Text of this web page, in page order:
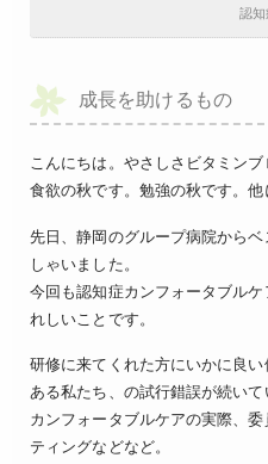
認知
成長を助けるもの
こんにちは。やさしさビタミンブ
食欲の秋です。勉強の秋です。他
先日、静岡のグループ病院から
しゃいました。
今回も認知症カンフォータブル
れしいことです。
研修に来てくれた方にいかに良
ある私たち、の試行錯誤が続いて
カンフォータブルケアの実際、
ティングなどなど。